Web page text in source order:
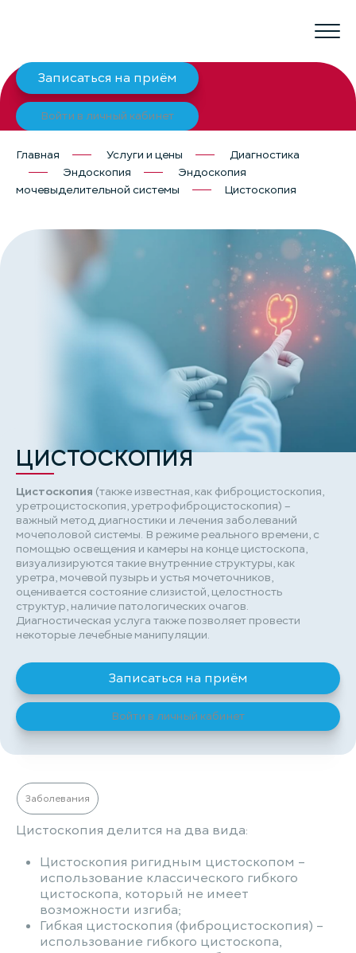
Записаться на приём
Войти в личный кабинет
Главная Услуги и цены
Диагностика
Эндоскопия
Эндоскопия
мочевыделительной системы
Цистоскопия
ЦИСТОСКОПИЯ
Цистоскопия (также известная, как фиброцистоскопия,
уретроцистоскопия, уретрофиброцистоскопия) –
важный метод диагностики и лечения заболеваний
мочеполовой системы. В режиме реального времени, с
помощью освещения и камеры на конце цистоскопа,
визуализируются такие внутренние структуры, как
уретра, мочевой пузырь и устья мочеточников,
оценивается состояние слизистой, целостность
структур, наличие патологических очагов.
Диагностическая услуга также позволяет провести
некоторые лечебные манипуляции.
Записаться на приём
Войти в личный кабинет
Заболевания
Цистоскопия делится на два вида:
Цистоскопия ригидным цистоскопом –
использование классического гибкого
цистоскопа, который не имеет
возможности изгиба;
Гибкая цистоскопия (фиброцистоскопия) –
использование гибкого цистоскопа,